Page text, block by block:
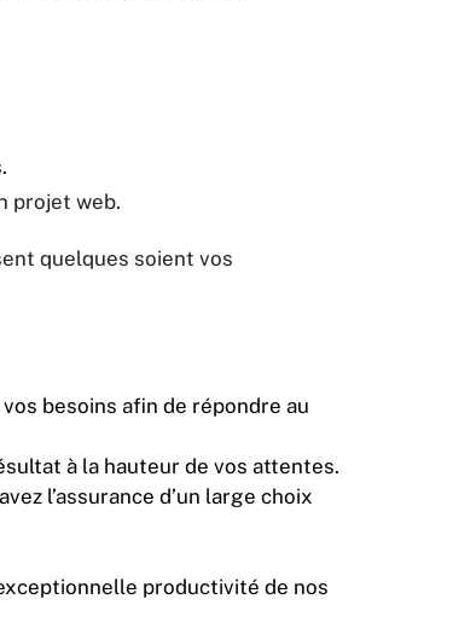
projet web.
quelques soient vos
besoins afin de répondre au
à la hauteur de vos attentes.
l’assurance d’un large choix
productivité de nos